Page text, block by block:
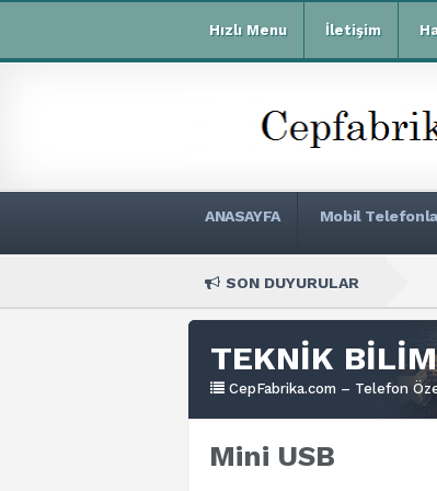
Hızlı Menu İletişim
ANASAYFA Mobil
SON DUYURULAR
TEKNİK BİLİM
CepFabrika.com – Telefon
Mini USB